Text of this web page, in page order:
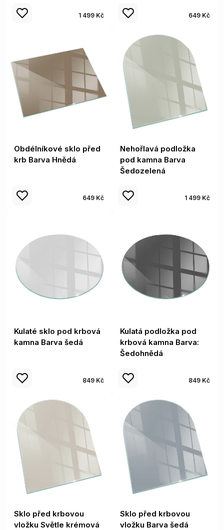
1 499 Kč 649 Kč
Obdélníkové sklo před
krb Barva Hnědá
649 Kč
Nehořlavá podložka
pod kamna Barva
Šedozelená
1 499 Kč
Kulaté sklo pod krbová
kamna Barva šedá
849 Kč
Kulatá podložka pod
krbová kamna Barva:
Šedohnědá
849 Kč
Sklo před krbovou
vložku Světle krémová
Sklo před krbovou
vložku Barva šedá